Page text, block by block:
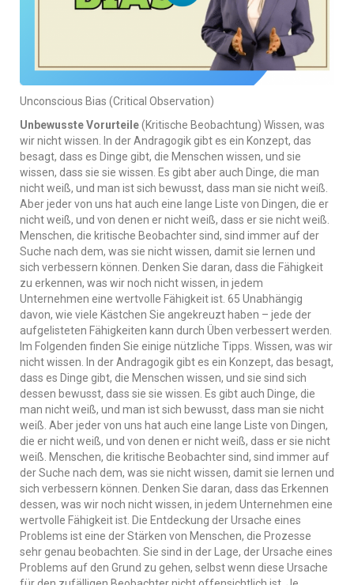
Unconscious Bias (Critical Observation)
Unbewusste Vorurteile(Kritische Beobachtung) Wissen, was
wir nicht wissen. In der Andragogik gibt es ein Konzept, das
besagt, dass es Dinge gibt, die Menschen wissen, und sie
wissen, dass sie sie wissen. Es gibt aber auch Dinge, die man
nicht weiß, und man ist sich bewusst, dass man sie nicht weiß.
Aber jeder von uns hat auch eine lange Liste von Dingen, die er
nicht weiß, und von denen er nicht weiß, dass er sie nicht weiß.
Menschen, die kritische Beobachter sind, sind immer auf der
Suche nach dem, was sie nicht wissen, damit sie lernen und
sich verbessern können. Denken Sie daran, dass die Fähigkeit
zu erkennen, was wir noch nicht wissen, in jedem
Unternehmen eine wertvolle Fähigkeit ist. 65 Unabhängig
davon, wie viele Kästchen Sie angekreuzt haben – jede der
aufgelisteten Fähigkeiten kann durch Üben verbessert werden.
Im Folgenden finden Sie einige nützliche Tipps. Wissen, was wir
nicht wissen. In der Andragogik gibt es ein Konzept, das besagt,
dass es Dinge gibt, die Menschen wissen, und sie sind sich
dessen bewusst, dass sie sie wissen. Es gibt auch Dinge, die
man nicht weiß, und man ist sich bewusst, dass man sie nicht
weiß. Aber jeder von uns hat auch eine lange Liste von Dingen,
die er nicht weiß, und von denen er nicht weiß, dass er sie nicht
weiß. Menschen, die kritische Beobachter sind, sind immer auf
der Suche nach dem, was sie nicht wissen, damit sie lernen und
sich verbessern können. Denken Sie daran, dass das Erkennen
dessen, was wir noch nicht wissen, in jedem Unternehmen eine
wertvolle Fähigkeit ist. Die Entdeckung der Ursache eines
Problems ist eine der Stärken von Menschen, die Prozesse
sehr genau beobachten. Sie sind in der Lage, der Ursache eines
Problems auf den Grund zu gehen, selbst wenn diese Ursache